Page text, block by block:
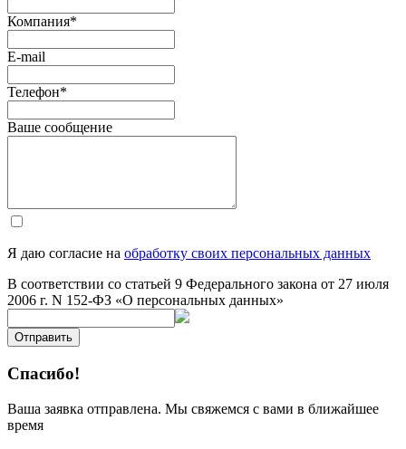
Компания*
E-mail
Телефон*
Ваше сообщение
Я даю согласие на обработку своих персональных данных
В соответствии со статьей 9 Федерального закона от 27 июля
2006 г. N 152-ФЗ «О персональных данных»
Отправить
Спасибо!
Ваша заявка отправлена. Мы свяжемся с вами в ближайшее
время